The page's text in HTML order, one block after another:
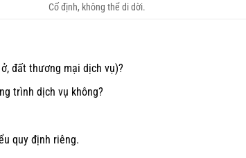
Cố định, không thể di dời.
đất thương mại dịch vụ)?
trình dịch vụ không?
quy định riêng.